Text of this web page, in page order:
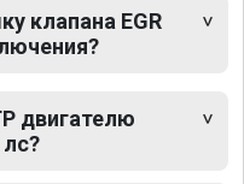
клапана EGR
двигателю